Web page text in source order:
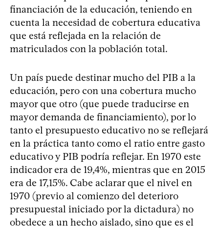
financiación de la educación, teniendo en
cuenta la necesidad de cobertura educativa
que está reflejada en la relación de
matriculados con la población total.
Un país puede destinar mucho del PIB a la
educación, pero con una cobertura mucho
mayor que otro (que puede traducirse en
mayor demanda de financiamiento), por lo
tanto el presupuesto educativo no se reflejará
en la práctica tanto como el ratio entre gasto
educativo y PIB podría reflejar. En 1970 este
indicador era de 19,4%, mientras que en 2015
era de 17,15%. Cabe aclarar que el nivel en
1970 (previo al comienzo del deterioro
presupuestal iniciado por la dictadura) no
obedece a un hecho aislado, sino que es el